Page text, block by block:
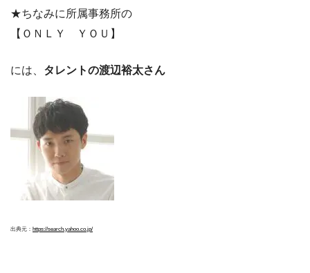
★ちなみに所属事務所の
【ＯＮＬＹ ＹＯＵ】
には、 タレントの渡辺裕太さん
出典元： https://search.yahoo.co.jp/